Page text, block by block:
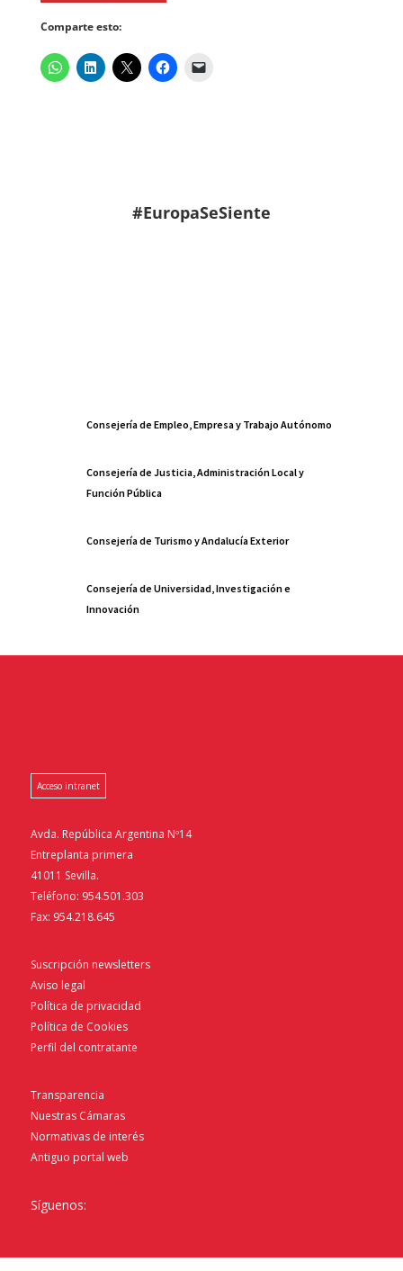
Comparte esto:
#EuropaSeSiente
Consejería de Empleo, Empresa y Trabajo Autónomo
Consejería de Justicia, Administración Local y
Función Pública
Consejería de Turismo y Andalucía Exterior
Consejería de Universidad, Investigación e
Innovación
Acceso intranet
Avda. República Argentina Nº14
Entreplanta primera
41011 Sevilla.
Teléfono: 954.501.303
Fax: 954.218.645
Suscripción newsletters
Aviso legal
Política de privacidad
Política de Cookies
Perfil del contratante
Transparencia
Nuestras Cámaras
Normativas de interés
Antiguo portal web
Síguenos: